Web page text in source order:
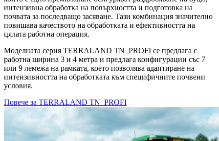
интензивна обработка на повърхността и подготовка на
почвата за последващо засяване. Тази комбинация значително
повишава качеството на обработката и ефективността на
цялата работна операция.
Моделната серия TERRALAND TN_PROFI се предлага с
работна ширина 3 и 4 метра и предлага конфигурации със 7
или 9 лемежа на рамката, което позволява адаптиране на
интензивността на обработката към специфичните почвени
условия.
Повече за TERRALAND TN_PROFI